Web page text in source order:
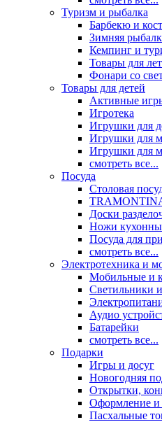
Туризм и рыбалка
Барбекю и
Зимняя
Кемпинг и
Товары для
Фонари со
Товары для детей
Активные
Игротека
Игрушки для
Игрушки для
Игрушки для
смотреть все...
Посуда
Столовая
Доски
Ножи
Посуда для
смотреть все...
Электротехника и
Мобильные и
Светильники
Аудио
Батарейки
смотреть все...
Подарки
Игры и досуг
Новогодняя
Открытки,
Оформление и
Пасхальные